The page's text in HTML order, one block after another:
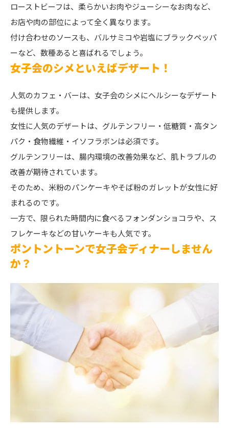
ローストビーフは、柔らかいお肉やジューシーなお肉など、
お店や肉の部位によって全く異なります。
付け合わせのソースも、バルサミコや岩塩にブラックペッパ
ーなど、数種あると喜ばれるでしょう。
女子会のシメといえばデザート！
人気のカフェ・バーは、女子会のシメにヘルシーなデザート
も提供します。
女性に人気のデザートは、グルテンフリー・低糖質・高タン
パク・食物繊維・イソフラボンは必須です。
グルテンフリーは、腸内環境の改善効果など、肌トラブルの
改善が期待されています。
そのため、米粉のパンケーキやそば粉のガレットが女性に好
まれるのです。
一方で、限られた時間内に食べるフォンダンショコラや、ス
フレケーキなどの甘いケーキも人気です。
ポントントーンで女子会ディナーしません
か？